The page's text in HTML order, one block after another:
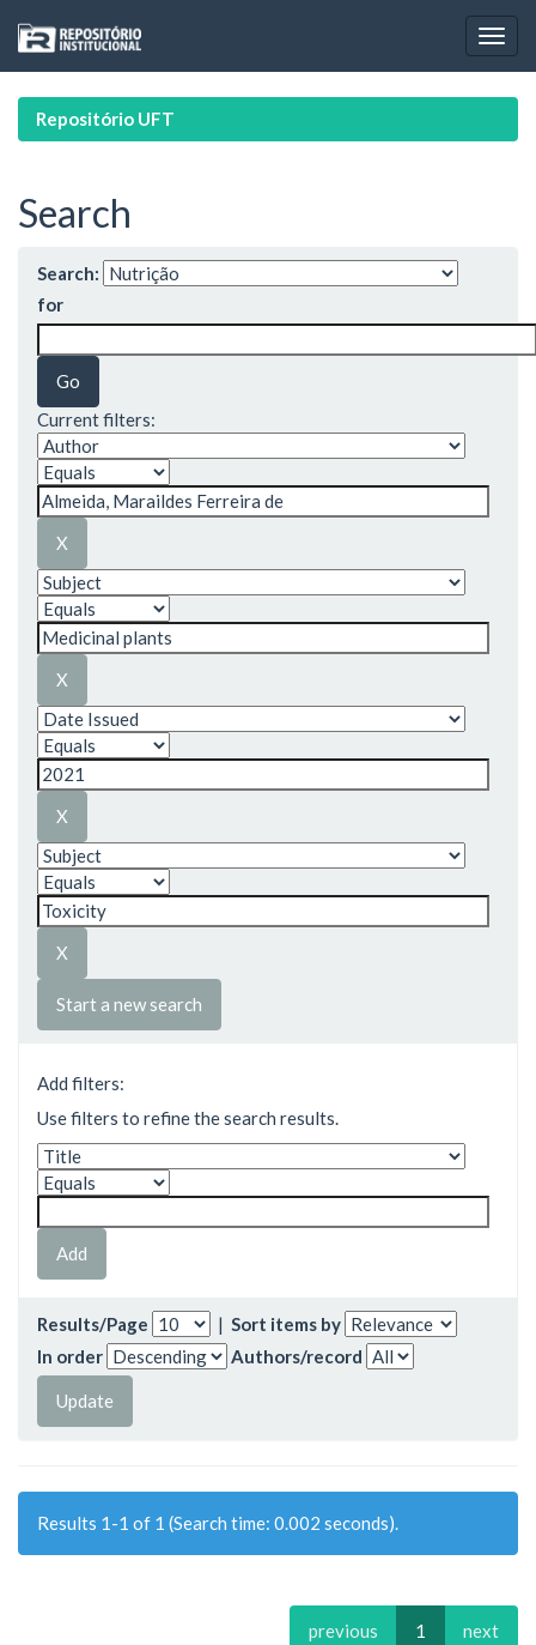
navigation
Repositório UFT
Search
Search:
for
Current filters:
Start a new search
Add filters:
Use filters to refine the search results.
Results/Page | Sort items by
In order
Authors/record
Results 1-1 of 1 (Search time: 0.002 seconds).
previous 1 next